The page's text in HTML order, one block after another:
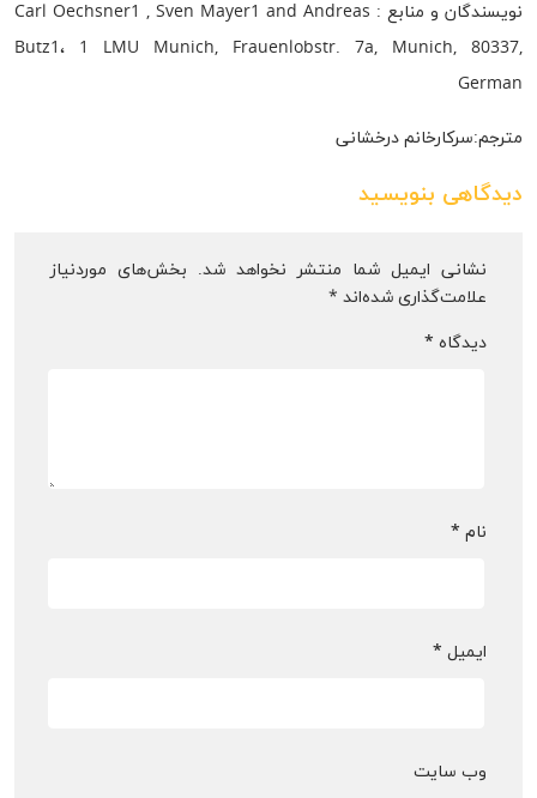
نویسندگان و منابع : Carl Oechsner1 , Sven Mayer1 and Andreas
Butz1، 1 LMU Munich, Frauenlobstr. 7a, Munich, 80337,
German
مترجم:سرکارخانم درخشانی
دیدگاهی بنویسید
نشانی ایمیل شما منتشر نخواهد شد. بخش‌های موردنیاز
علامت‌گذاری شده‌اند *
دیدگاه *
نام *
ایمیل *
وب‌ سایت